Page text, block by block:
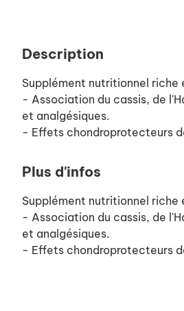
Description
Supplément nutritionnel
- Association du cassis, de
et analgésiques.
- Effets chondroprotecteurs
Plus d'infos
Supplément nutritionnel
- Association du cassis, de
et analgésiques.
- Effets chondroprotecteurs